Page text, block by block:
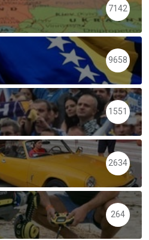
7142
9658
1551
2634
264